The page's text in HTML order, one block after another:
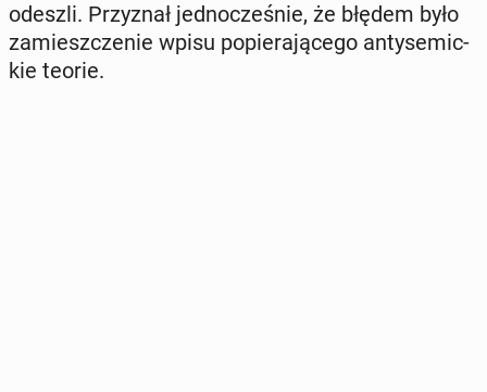
odeszli. Przy­znał jed­no­cze­śnie, że błędem było
za­miesz­cze­nie wpisu po­pie­ra­ją­ce­go an­ty­se­mic­
kie teorie.